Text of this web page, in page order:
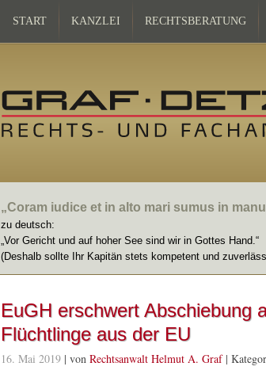
START KANZLEI RECHTSBERATUNG
„Coram iudice et in alto mari sumus in
zu deutsch:
„Vor Gericht und auf hoher See sind wir in Gottes Hand.“
(Deshalb sollte Ihr Kapitän stets kompetent und
EuGH erschwert Abschiebung
Flüchtlinge aus der EU
16. Mai 2019 | von Rechtsanwalt Helmut A. Graf|